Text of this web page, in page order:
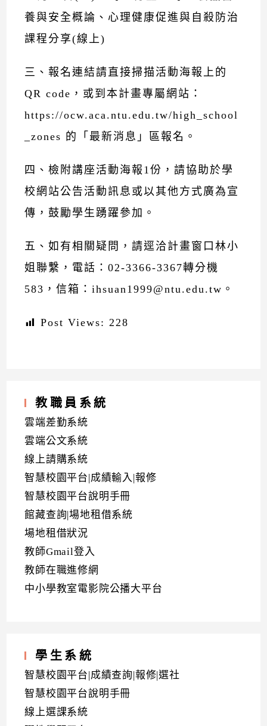
養與安全概論、心理健康促進與自殺防治
課程分享(線上)
三、報名連結請直接掃描活動海報上的
QR code，或到本計畫專屬網站：
https://ocw.aca.ntu.edu.tw/high_school
_zones 的「最新消息」區報名。
四、檢附講座活動海報1份，請協助於學
校網站公告活動訊息或以其他方式廣為宣
傳，鼓勵學生踴躍參加。
五、如有相關疑問，請逕洽計畫窗口林小
姐聯繫，電話：02-3366-3367轉分機
583，信箱：ihsuan1999@ntu.edu.tw。
Post Views: 228
教職員系統
雲端差勤系統
雲端公文系統
線上請購系統
智慧校園平台|成績輸入|報修
智慧校園平台說明手冊
館藏查詢|場地租借系統
場地租借狀況
教師Gmail登入
教師在職進修網
中小學教室電影院公播大平台
學生系統
智慧校園平台|成績查詢|報修|選社
智慧校園平台說明手冊
線上選課系統